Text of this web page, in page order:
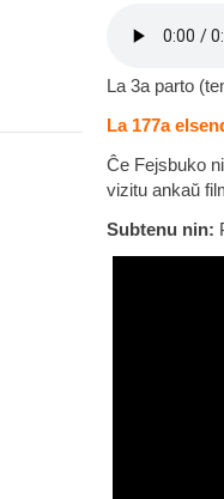
La 3a parto
La 177a
Ĉe Fejsbuko
vizitu ankaŭ
Subtenu nin: